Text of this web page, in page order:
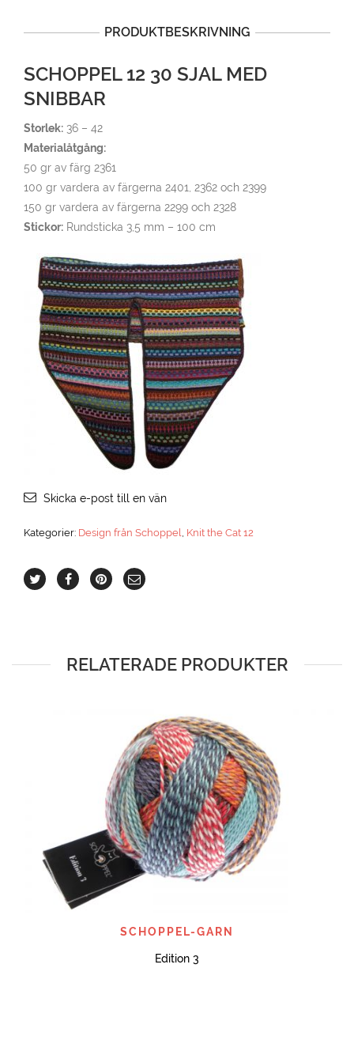
PRODUKTBESKRIVNING
SCHOPPEL 12 30 SJAL MED
SNIBBAR
Storlek: 36 – 42
Materialåtgång:
50 gr av färg 2361
100 gr vardera av färgerna 2401, 2362 och 2399
150 gr vardera av färgerna 2299 och 2328
Stickor: Rundsticka 3,5 mm – 100 cm
Skicka e-post till en vän
Kategorier: Design från Schoppel, Knit the Cat 12
RELATERADE PRODUKTER
SCHOPPEL-GARN
Edition 3